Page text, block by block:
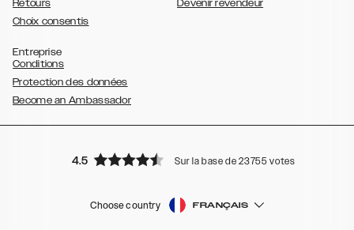
Retours
Choix consentis
Devenir revendeur
Entreprise
Conditions
Protection des données
Become an Ambassador
4.5 Sur la base de 23755 votes
Choose country FRANÇAIS